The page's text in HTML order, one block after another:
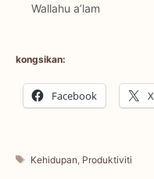
Wallahu a’lam
kongsikan:
Facebook X
Tags
Kehidupan Produktiviti